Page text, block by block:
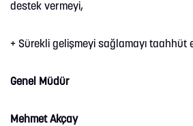
destek vermeyi,
+ Sürekli gelişmeyi sağlamayı taahhüt
Genel Müdür
Mehmet Akçay